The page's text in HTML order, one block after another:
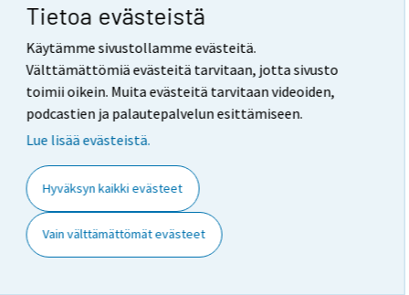
Tietoa evästeistä
Käytämme sivustollamme evästeitä.
Välttämättömiä evästeitä tarvitaan, jotta sivusto
toimii oikein. Muita evästeitä tarvitaan videoiden,
podcastien ja palautepalvelun esittämiseen.
Lue lisää evästeistä.
Hyväksyn kaikki evästeet
Vain välttämättömät evästeet
Valtion tutkimus- ja kehittämisrahoitus
Valtion tutkimus- ja kehittämisrahoitus ja sen osuus
valtion menoista vuosina 2005 ja 2006(8.2.2006)
Valtion tutkimus- ja kehittämisrahoitus
organisaation mukaan vuosina 1998-2006(8.2.2006)
Valtion tutkimus- ja kehittämisrahoitus
Valtion tutkimus- ja kehittämisrahoitus
yhteiskuntapoliittisen tavoitteen mukaan vuosina
1998-2006(8.2.2006)
Valtion tutkimus- ja kehittämisrahoitus
yhteiskuntapoliittisen tavoitteen mukaan vuosina